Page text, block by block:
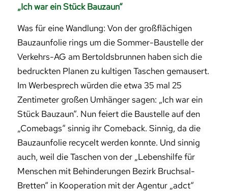
„Ich war ein Stück Bauzaun“
Was für eine Wandlung: Von der großflächigen
Bauzaunfolie rings um die Sommer-Baustelle der
Verkehrs-AG am Bertoldsbrunnen haben sich die
bedruckten Planen zu kultigen Taschen gemausert.
Im Werbesprech würden die etwa 35 mal 25
Zentimeter großen Umhänger sagen: „Ich war ein
Stück Bauzaun“. Nun feiert die Baustelle auf den
„Comebags“ sinnig ihr Comeback. Sinnig, da die
Bauzaunfolie recycelt werden konnte. Und sinnig
auch, weil die Taschen von der „Lebenshilfe für
Menschen mit Behinderungen Bezirk Bruchsal-
Bretten“ in Kooperation mit der Agentur „adct“